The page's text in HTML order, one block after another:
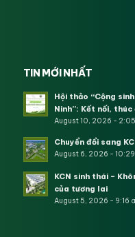
TIN MỚI NHẤT
Hội thảo “Cộng
Ninh”: Kết nối,
August 10, 2026 -
Chuyển đổi sang
August 6, 2026 - 10:29
KCN sinh thái –
của tương lai
August 5, 2026 - 9:16